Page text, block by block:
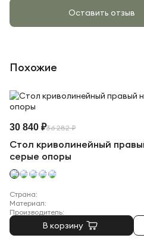
Оставить отзыв
Похожие
Стол криволинейный
серые опоры
30 840 ₽36 282 ₽
В корзину
Страна:
Материал:
Производитель: